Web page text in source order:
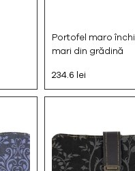
Portofel maro
mari din grădină
234.6 lei